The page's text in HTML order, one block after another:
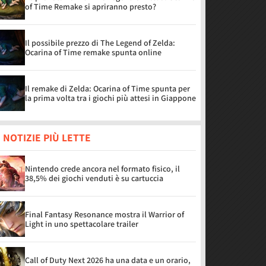
of Time Remake si apriranno presto?
Il possibile prezzo di The Legend of Zelda:
Ocarina of Time remake spunta online
Il remake di Zelda: Ocarina of Time spunta per
la prima volta tra i giochi più attesi in Giappone
NOTIZIE PIÙ LETTE
Nintendo crede ancora nel formato fisico, il
38,5% dei giochi venduti è su cartuccia
Final Fantasy Resonance mostra il Warrior of
Light in uno spettacolare trailer
Call of Duty Next 2026 ha una data e un orario,